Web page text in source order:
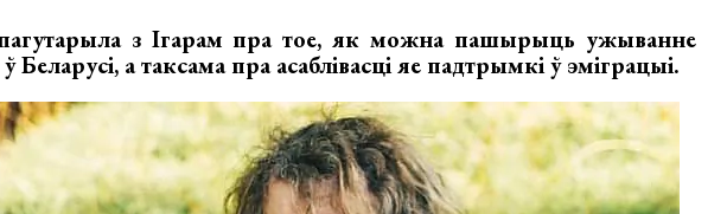
з Ігарам пра тое, як можна пашырыць ужыванне
а таксама пра асаблівасці яе падтрымкі ў эміграцыі.